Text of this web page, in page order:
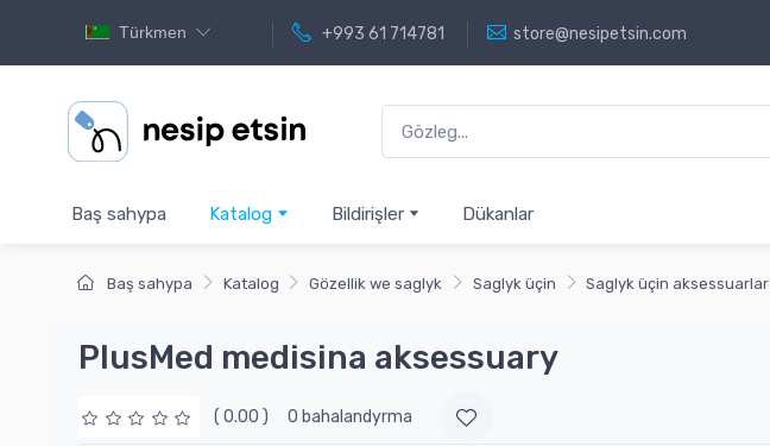
Türkmen +993 61 714781 store@nesipetsin.com
Baş sahypa Katalog Bildirişler Dükanlar
Baş sahypa Katalog Gözellik we saglyk Saglyk üçin Saglyk üçin aksessuarlar
PlusMed medisina aksessuary
( 0.00 ) 0 bahalandyrma